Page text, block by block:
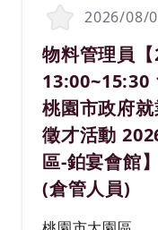
2026/08/
職務名稱(職業類
物料管理員
13:00~15:30
桃園市政府
徵才活動
區-鉑宴會館】
(倉管人員)